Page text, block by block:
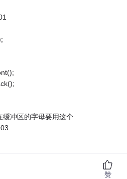
冲区的字母要用这个
赞